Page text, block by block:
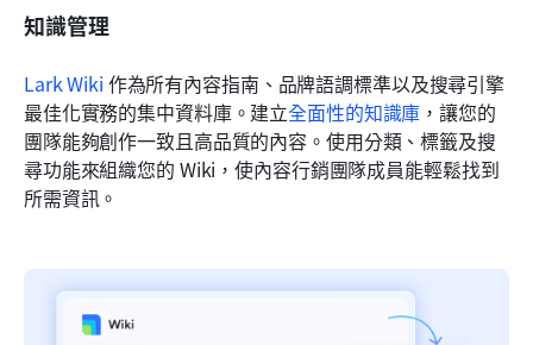
知識管理
Lark Wiki 作為所有內容指南、品牌語調標準以及搜尋引擎
最佳化實務的集中資料庫。建立全面性的知識庫 ，讓您的
團隊能夠創作一致且高品質的內容。使用分類、標籤及搜
尋功能來組織您的 Wiki，使內容行銷團隊成員能輕鬆找到
所需資訊。